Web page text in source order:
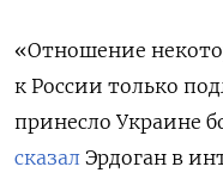
«Отношение
к России только
принесло Украине
сказал Эрдоган в